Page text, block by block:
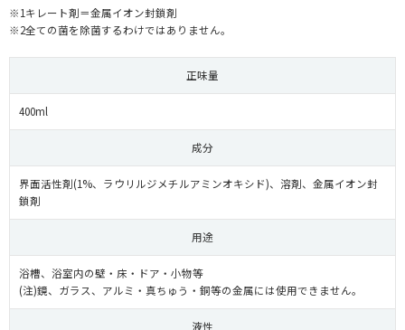
※1キレート剤＝金属イオン封鎖剤
※2全ての菌を除菌するわけではありません。
正味量
400ml
成分
界面活性剤(1%、ラウリルジメチルアミンオキシド)、溶剤、金属イオン封
鎖剤
用途
浴槽、浴室内の壁・床・ドア・小物等
(注)鏡、ガラス、アルミ・真ちゅう・銅等の金属には使用できません。
液性